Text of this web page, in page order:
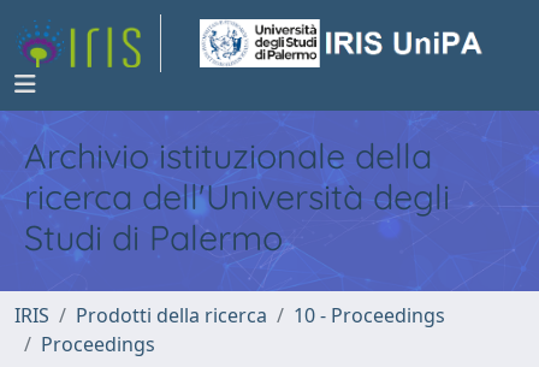
Archivio istituzionale della
ricerca dell'Università degli
Studi di Palermo
IRIS Prodotti della ricerca
10 - Proceedings
Proceedings